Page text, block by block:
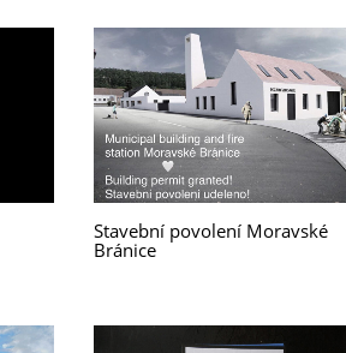
Stavební povolení Moravské
Bránice